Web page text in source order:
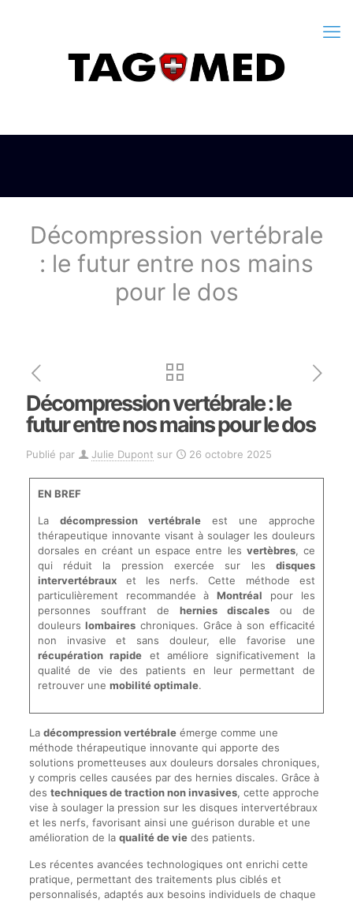
Décompression vertébrale
: le futur entre nos mains
pour le dos
Décompression vertébrale : le
futur entre nos mains pour le dos
Publié par Julie Dupont sur 26 octobre 2025
EN BREF
La décompression vertébraleest une approche
thérapeutique innovante visant à soulager les douleurs
dorsales en créant un espace entre les vertèbres, ce
qui réduit la pression exercée sur les disques
intervertébrauxet les nerfs. Cette méthode est
particulièrement recommandée àMontréal pour les
personnes souffrant de hernies discalesou de
douleurslombaires chroniques. Grâce à son efficacité
non invasive et sans douleur, elle favorise une
récupération rapide et améliore significativement la
qualité de vie des patients en leur permettant de
retrouver une mobilité optimale.
La décompression vertébraleémerge comme une
méthode thérapeutique innovante qui apporte des
solutions prometteuses aux douleurs dorsales chroniques,
y compris celles causées par des hernies discales. Grâce à
des techniques de traction non invasives, cette approche
vise à soulager la pression sur les disques intervertébraux
et les nerfs, favorisant ainsi une guérison durable et une
amélioration de la qualité de viedes patients.
Les récentes avancées technologiques ont enrichi cette
pratique, permettant des traitements plus ciblés et
personnalisés, adaptés aux besoins individuels de chaque